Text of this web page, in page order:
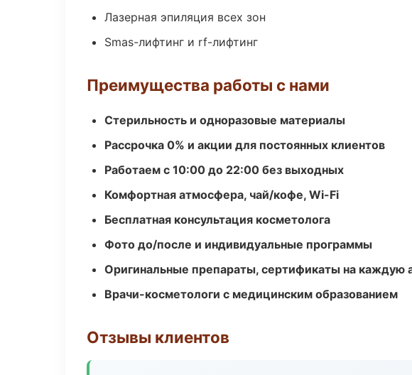
Лазерная эпиляция всех зон
Smas-лифтинг и rf-лифтинг
Преимущества работы с нами
Стерильность и одноразовые материалы
Рассрочка 0% и акции для постоянных клиентов
Работаем с 10:00 до 22:00 без выходных
Комфортная атмосфера, чай/кофе, Wi-Fi
Бесплатная консультация косметолога
Фото до/после и индивидуальные программы
Оригинальные препараты, сертификаты на каждую
Врачи-косметологи с медицинским образованием
Отзывы клиентов